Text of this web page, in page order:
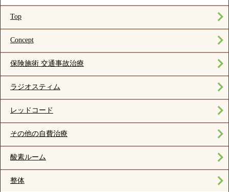
Top
Concept
保険施術 交通事故治療
ラジオスティム
レッドコード
その他の自費治療
酸素ルーム
整体